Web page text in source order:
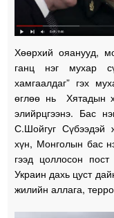
Хөөрхий ояанууд,
ганц нэг мухар
хамгаалдаг” гэх
өглөө нь Хятадын
элийрцгээнэ. Бас
С.Шойгуг Сүбээдэй
хүн, Монголын бас
гээд цоллосон
Украин дахь цуст
жилийн аллага,